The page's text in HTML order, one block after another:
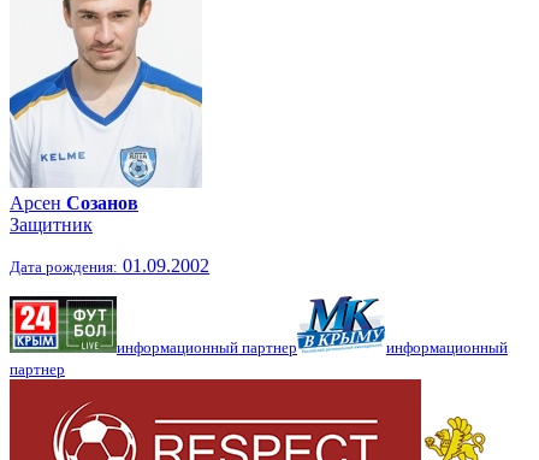
Арсен Созанов
Защитник
Дата рождения: 01.09.2002
информационный партнер
информационный
партнер